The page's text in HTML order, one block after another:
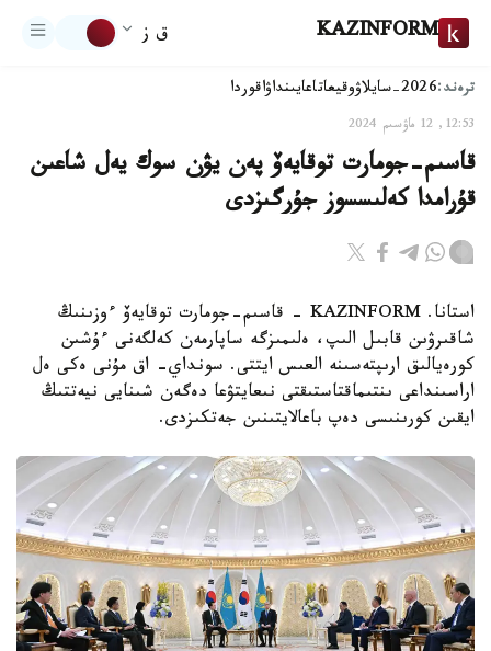
KAZINFORM ق ز
ترەند:2026-سايلاۋ وقيعاتاعايىنداۋاقوردا
12:53, 12 ماۋسىم 2024
قاسىم-جومارت توقايەۆ پەن يۋن سوك يەل شاعىن
قۇرامدا كەلىسسوز جۇرگىزدى
استانا. KAZINFORM - قاسىم-جومارت توقايەۆ ءوزىنىڭ
شاقىرۋىن قابىل الىپ، ەلىمىزگە ساپارمەن كەلگەنى ءۇشىن
كورەيالىق ارىپتەسىنە العىس ايتتى. سونداي- اق مۇنى ەكى ەل
اراسىنداعى ىنتىماقتاستىقتى نىعايتۋعا دەگەن شىنايى نيەتتىڭ
ايقىن كورىنىسى دەپ باعالايتىنىن جەتكىزدى.